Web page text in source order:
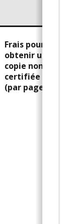
Frais pour
obtenir une
copie non
certifiée
(par page)